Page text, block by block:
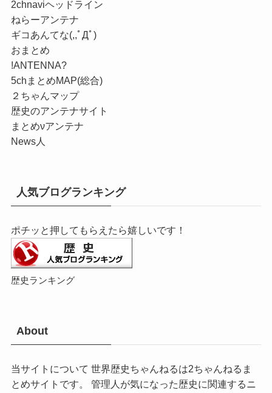
2chnaviヘッドライン
ねらーアンテナ
ギコあんてな(,,ﾟДﾟ)
おまとめ
!ANTENNA?
5chまとめMAP(総合)
２ちゃんマップ
歴史のアンテナサイト
まとめνアンテナ
News人
人気ブログランキング
ポチッと押してもらえたら嬉しいです！
歴史ランキング
About
当サイトについて 世界歴史ちゃんねるは2ちゃんねるま
とめサイトです。 管理人が気になった歴史に関連するニ